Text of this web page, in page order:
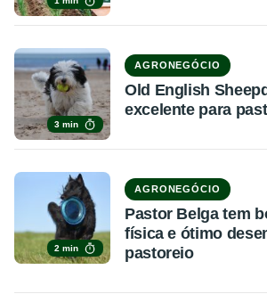
3 min
AGRONEGÓCIO
Old English
excelente para
2 min
AGRONEGÓCIO
Pastor Belga tem
física e ótimo
pastoreio